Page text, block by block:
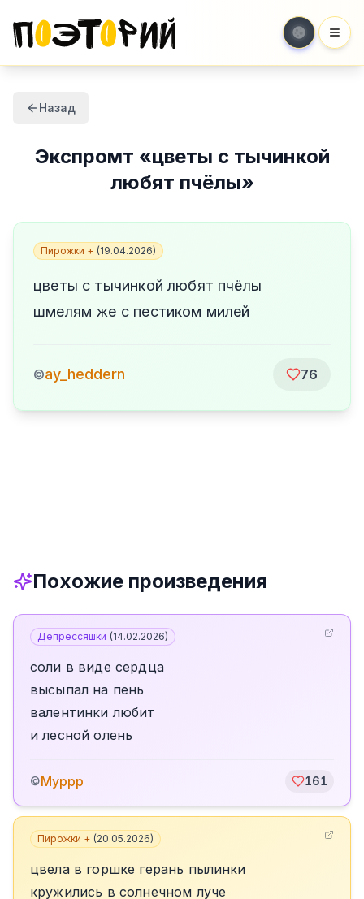
Назад
Экспромт «цветы с тычинкой
любят пчёлы»
Пирожки + (19.04.2026)
цветы с тычинкой любят пчёлы
шмелям же с пестиком милей
©ay_heddern 76
Похожие произведения
Депрессяшки (14.02.2026)
соли в виде сердца
высыпал на пень
валентинки любит
и лесной олень
©Муррр 161
Пирожки + (20.05.2026)
цвела в горшке герань пылинки
кружились в солнечном луче